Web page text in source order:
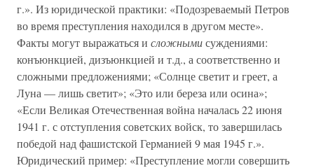
г.». Из юридической практики: «Подозреваемый Петров
во время преступления находился в другом месте».
Факты могут выражаться и сложнымисуждениями:
конъюнкцией, дизъюнкцией и т.д., а соответственно и
сложными предложениями; «Солнце светит и греет, а
Луна — лишь светит»; «Это или береза или осина»;
«Если Великая Отечественная война началась 22 июня
1941 г. с отступления советских войск, то завершилась
победой над фашистской Германией 9 мая 1945 г.».
Юридический пример: «Преступление могли совершить